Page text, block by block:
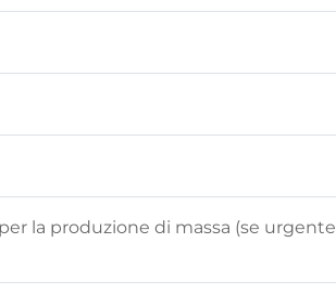
la produzione di massa (se urgente